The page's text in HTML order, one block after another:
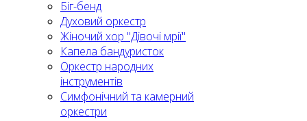
Біг-бенд
Духовий оркестр
Жіночий хор "Дівочі мрії"
Капела бандуристок
Оркестр народних
інструментів
Симфонічний та камерний
оркестри